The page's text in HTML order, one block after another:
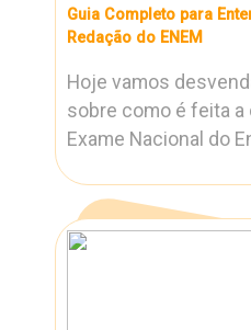
Guia Completo para
Redação do ENEM
Hoje vamos
sobre como é feita a
Exame Nacional do